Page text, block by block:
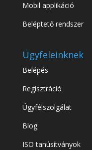
Mobil applikáció
Beléptető rendszer
Ügyfeleinknek
Belépés
Regisztráció
Ügyfélszolgálat
Blog
ISO tanúsítványok